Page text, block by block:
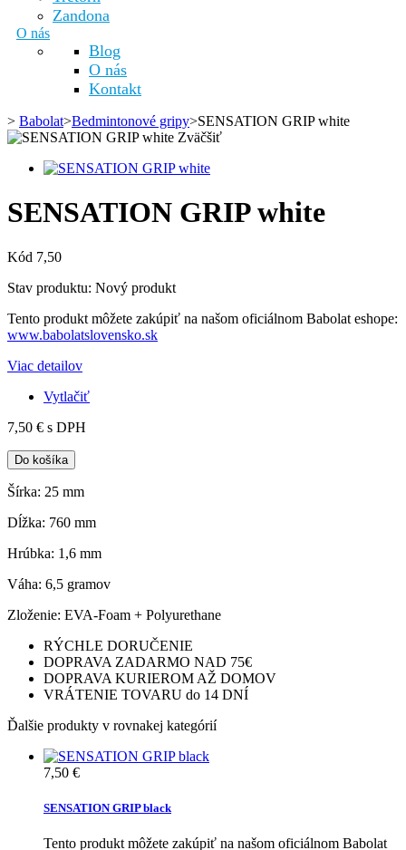
Zandona
O nás
Blog
O nás
Kontakt
> Babolat>Bedmintonové gripy>SENSATION GRIP white
Zväčšiť
SENSATION GRIP white
Kód 7,50
Stav produktu: Nový produkt
Tento produkt môžete zakúpiť na našom oficiálnom Babolat eshope:
www.babolatslovensko.sk
Viac detailov
Vytlačiť
7,50 € s DPH
Do košíka
Šírka: 25 mm
Dĺžka: 760 mm
Hrúbka: 1,6 mm
Váha: 6,5 gramov
Zloženie: EVA-Foam + Polyurethane
RÝCHLE DORUČENIE
DOPRAVA ZADARMO NAD 75€
DOPRAVA KURIEROM AŽ DOMOV
VRÁTENIE TOVARU do 14 DNÍ
Ďalšie produkty v rovnakej kategórií
7,50 €
SENSATION GRIP black
Tento produkt môžete zakúpiť na našom oficiálnom Babolat